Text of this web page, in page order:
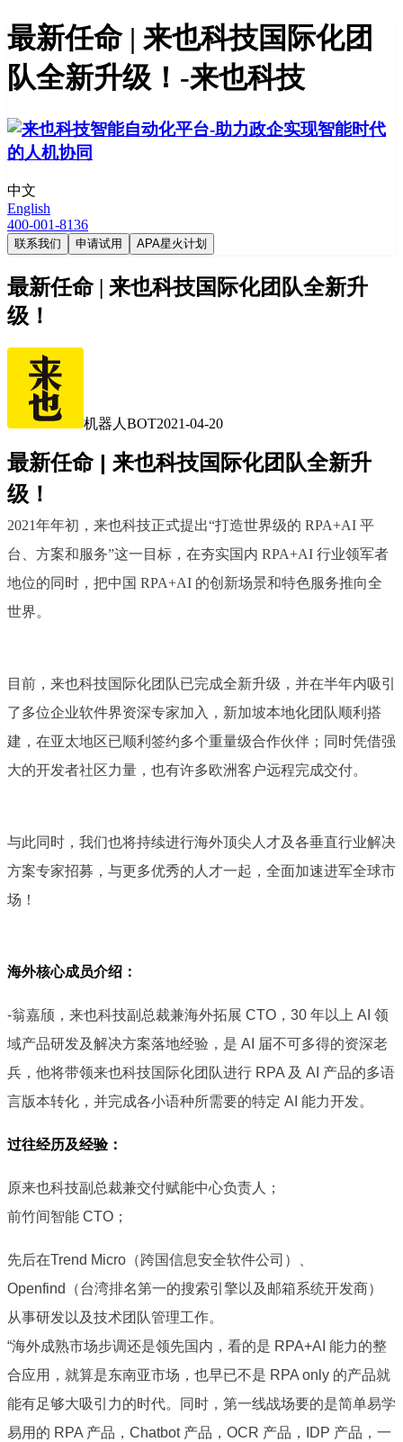
最新任命 | 来也科技国际化团
队全新升级！-来也科技
中文
English
400-001-8136
联系我们 申请试用 APA星火计划
最新任命 | 来也科技国际化团队全新升
级！
机器人BOT2021-04-20
最新任命 | 来也科技国际化团队全新升
级！
2021年年初，来也科技正式提出“打造世界级的 RPA+AI 平
台、方案和服务”这一目标，在夯实国内 RPA+AI 行业领军者
地位的同时，把中国 RPA+AI 的创新场景和特色服务推向全
世界。
目前，来也科技国际化团队已完成全新升级，并在半年内吸引
了多位企业软件界资深专家加入，新加坡本地化团队顺利搭
建，在亚太地区已顺利签约多个重量级合作伙伴；同时凭借强
大的开发者社区力量，也有许多欧洲客户远程完成交付。
与此同时，我们也将持续进行海外顶尖人才及各垂直行业解决
方案专家招募，与更多优秀的人才一起，全面加速进军全球市
场！
海外核心成员介绍：
-翁嘉颀，来也科技副总裁兼海外拓展 CTO，30 年以上 AI 领
域产品研发及解决方案落地经验，是 AI 届不可多得的资深老
兵，他将带领来也科技国际化团队进行 RPA 及 AI 产品的多语
言版本转化，并完成各小语种所需要的特定 AI 能力开发。
过往经历及经验：
原来也科技副总裁兼交付赋能中心负责人；
前竹间智能 CTO；
先后在Trend Micro（跨国信息安全软件公司）、
Openfind（台湾排名第一的搜索引擎以及邮箱系统开发商）
从事研发以及技术团队管理工作。
“海外成熟市场步调还是领先国内，看的是 RPA+AI 能力的整
合应用，就算是东南亚市场，也早已不是 RPA only 的产品就
能有足够大吸引力的时代。同时，第一线战场要的是简单易学
易用的 RPA 产品，Chatbot 产品，OCR 产品，IDP 产品，一